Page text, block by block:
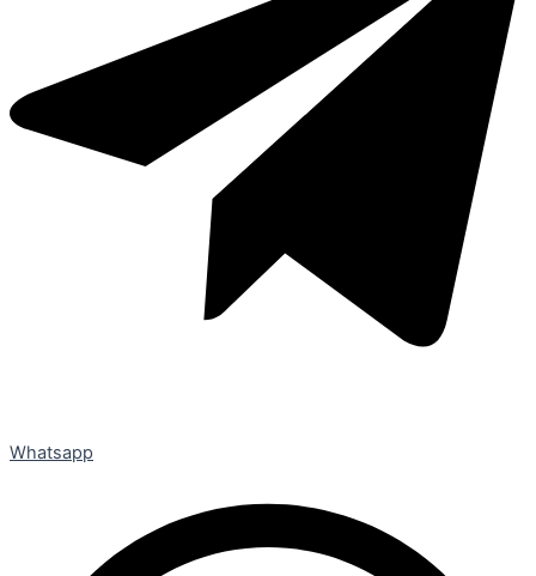
Whatsapp